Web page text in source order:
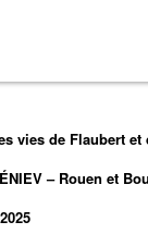
vies de Flaubert et
– Rouen et